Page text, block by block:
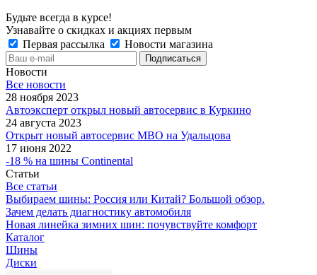
Будьте всегда в курсе!
Узнавайте о скидках и акциях первым
Первая рассылка
Новости магазина
Новости
Все новости
28 ноября 2023
Автоэксперт открыл новый автосервис в Куркино
24 августа 2023
Открыт новый автосервис МВО на Удальцова
17 июня 2022
-18 % на шины Continental
Статьи
Все статьи
Выбираем шины: Россия или Китай? Большой обзор.
Зачем делать диагностику автомобиля
Новая линейка зимних шин: почувствуйте комфорт
Каталог
Шины
Диски